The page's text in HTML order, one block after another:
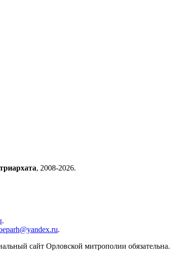
, 2008-2026.
.
.
сайт Орловской митрополии обязательна.